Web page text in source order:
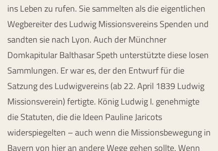
ins Leben zu rufen. Sie sammelten als die eigentlichen
Wegbereiter des Ludwig Missionsvereins Spenden und
sandten sie nach Lyon. Auch der Münchner
Domkapitular Balthasar Speth unterstützte diese losen
Sammlungen. Er war es, der den Entwurf für die
Satzung des Ludwigvereins (ab 22. April 1839 Ludwig
Missionsverein) fertigte. König Ludwig I. genehmigte
die Statuten, die die Ideen Pauline Jaricots
widerspiegelten – auch wenn die Missionsbewegung in
Bayern von hier an andere Wege gehen sollte. Wenn